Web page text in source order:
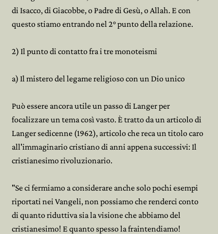
di Isacco, di Giacobbe, o Padre di Gesù, o Allah. E con
questo stiamo entrando nel 2° punto della relazione.
2) Il punto di contatto fra i tre monoteismi
a) Il mistero del legame religioso con un Dio unico
Può essere ancora utile un passo di Langer per
focalizzare un tema così vasto. È tratto da un articolo di
Langer sedicenne (1962), articolo che reca un titolo caro
all'immaginario cristiano di anni appena successivi: Il
cristianesimo rivoluzionario.
"Se ci fermiamo a considerare anche solo pochi esempi
riportati nei Vangeli, non possiamo che renderci conto
di quanto riduttiva sia la visione che abbiamo del
cristianesimo! E quanto spesso la fraintendiamo!